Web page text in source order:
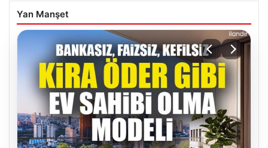
Yan Manşet